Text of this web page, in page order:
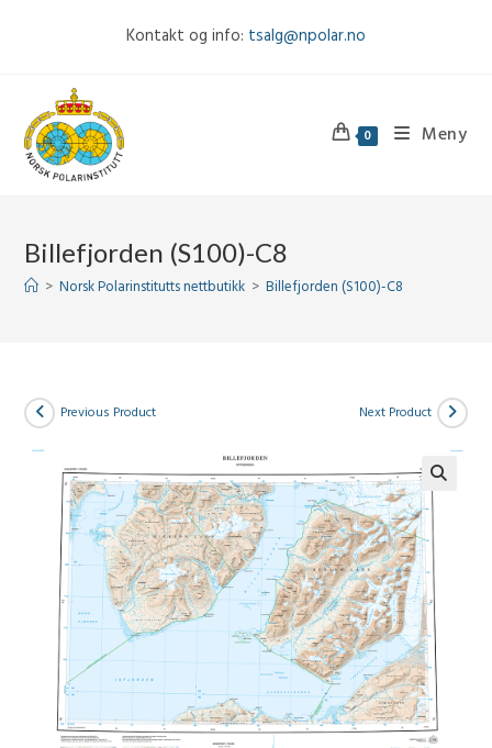
Kontakt og info: tsalg@npolar.no
0 Meny
Billefjorden (S100)-C8
> Norsk Polarinstitutts nettbutikk > Billefjorden (S100)-C8
Previous Product Next Product
🔍